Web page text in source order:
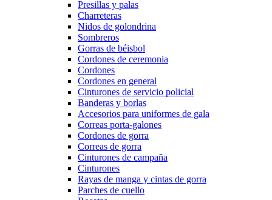
Presillas y palas
Charreteras
Nidos de golondrina
Sombreros
Gorras de béisbol
Cordones de ceremonia
Cordones
Cordones en general
Cinturones de servicio policial
Banderas y borlas
Accesorios para uniformes de gala
Correas porta-galones
Cordones de gorra
Correas de gorra
Cinturones de campaña
Cinturones
Rayas de manga y cintas de gorra
Parches de cuello